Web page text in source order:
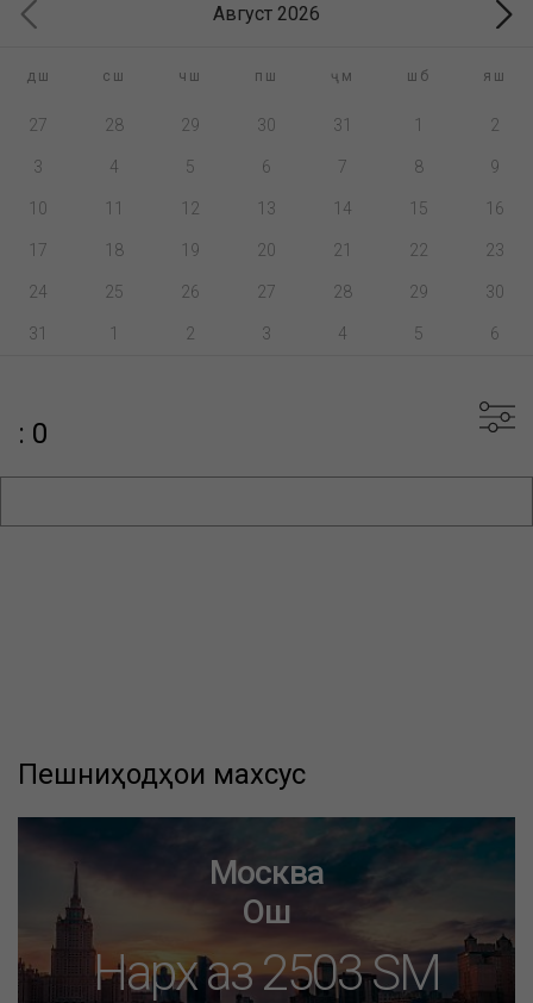
Август 2026
дш сш чш пш ҷм шб яш
27 28 29 30 31 1 2
3 4 5 6 7 8 9
10 11 12 13 14 15 16
17 18 19 20 21 22 23
24 25 26 27 28 29 30
31 1 2 3 4 5 6
: 0
Пешниҳодҳои махсус
Москва
Ош
Нарх аз 2503 SM